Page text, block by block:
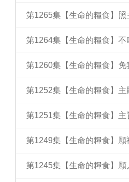
第1265集【生命的糧食】照
第1264集【生命的糧食】不
第1260集【生命的糧食】
第1252集【生命的糧食】主
第1251集【生命的糧食】
第1249集【生命的糧食】願
第1245集【生命的糧食】願